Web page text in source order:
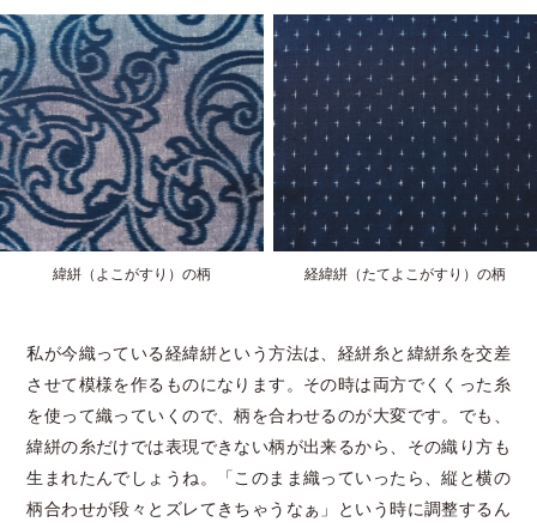
緯絣（よこがすり）の柄 経緯絣（たてよこがすり）の柄
私が今織っている経緯絣という方法は、経絣糸と緯絣糸を交差
させて模様を作るものになります。その時は両方でくくった糸
を使って織っていくので、柄を合わせるのが大変です。でも、
緯絣の糸だけでは表現できない柄が出来るから、その織り方も
生まれたんでしょうね。「このまま織っていったら、縦と横の
柄合わせが段々とズレてきちゃうなぁ」という時に調整するん